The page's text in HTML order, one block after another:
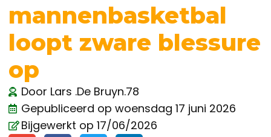
mannenbasketbal
loopt zware blessure
op
Door Lars .De Bruyn.78
Gepubliceerd op woensdag 17 juni 2026
Bijgewerkt op 17/06/2026